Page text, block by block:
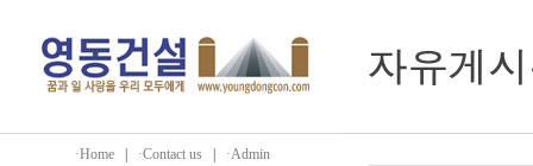
·Home ·Contact us ·Admin